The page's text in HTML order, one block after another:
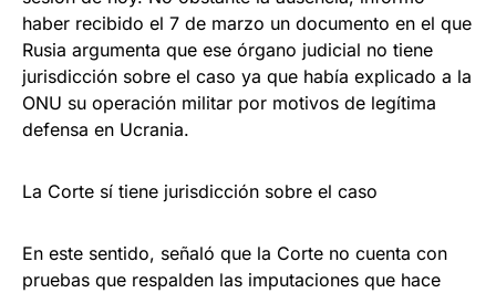
haber recibido el 7 de marzo un documento en el que
Rusia argumenta que ese órgano judicial no tiene
jurisdicción sobre el caso ya que había explicado a la
ONU su operación militar por motivos de legítima
defensa en Ucrania.
La Corte sí tiene jurisdicción sobre el caso
En este sentido, señaló que la Corte no cuenta con
pruebas que respalden las imputaciones que hace